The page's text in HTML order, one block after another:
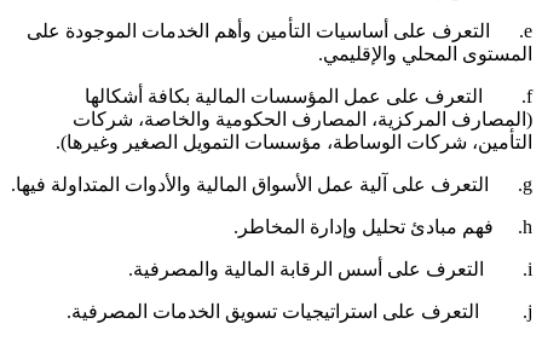
e. التعرف على أساسيات التأمين وأهم الخدمات الموجودة على
المحلي والإقليمي.
f. التعرف على عمل المؤسسات المالية بكافة أشكالها
المركزية، المصارف الحكومية والخاصة، شركات
شركات الوساطة، مؤسسات التمويل الصغير وغيرها).